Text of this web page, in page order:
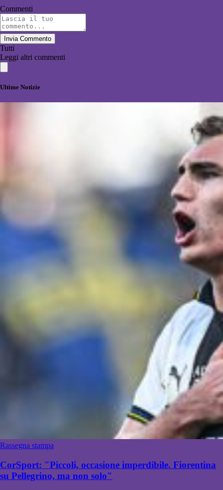
Commenti
Invia Commento
Tutti
Leggi altri commenti
Ultime Notizie
Rassegna stampa
CorSport: "Piccoli, occasione imperdibile. Fiorentina
su Pellegrino, ma non solo"